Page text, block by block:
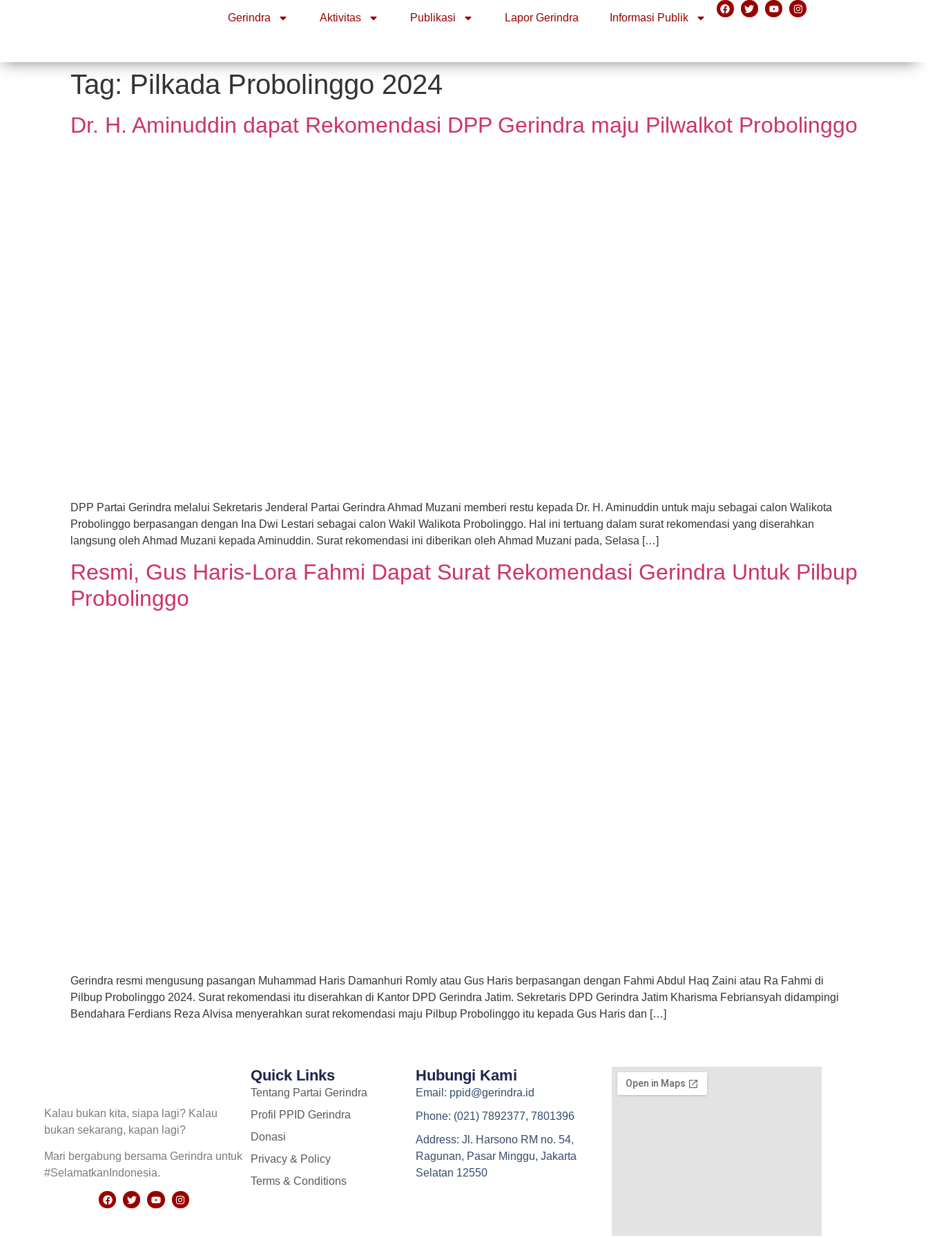
Gerindra Aktivitas Publikasi Lapor Gerindra Informasi Publik
Tag: Pilkada Probolinggo 2024
Dr. H. Aminuddin dapat Rekomendasi DPP Gerindra maju Pilwalkot Probolinggo
DPP Partai Gerindra melalui Sekretaris Jenderal Partai Gerindra Ahmad Muzani memberi restu kepada Dr. H. Aminuddin untuk maju sebagai calon Walikota
Probolinggo berpasangan dengan Ina Dwi Lestari sebagai calon Wakil Walikota Probolinggo. Hal ini tertuang dalam surat rekomendasi yang diserahkan
langsung oleh Ahmad Muzani kepada Aminuddin. Surat rekomendasi ini diberikan oleh Ahmad Muzani pada, Selasa […]
Resmi, Gus Haris-Lora Fahmi Dapat Surat Rekomendasi Gerindra Untuk Pilbup
Probolinggo
Gerindra resmi mengusung pasangan Muhammad Haris Damanhuri Romly atau Gus Haris berpasangan dengan Fahmi Abdul Haq Zaini atau Ra Fahmi di
Pilbup Probolinggo 2024. Surat rekomendasi itu diserahkan di Kantor DPD Gerindra Jatim. Sekretaris DPD Gerindra Jatim Kharisma Febriansyah didampingi
Bendahara Ferdians Reza Alvisa menyerahkan surat rekomendasi maju Pilbup Probolinggo itu kepada Gus Haris dan […]
Kalau bukan kita, siapa lagi? Kalau
bukan sekarang, kapan lagi?
Mari bergabung bersama Gerindra untuk
#SelamatkanIndonesia.
Quick Links
Tentang Partai Gerindra
Profil PPID Gerindra
Donasi
Privacy & Policy
Terms & Conditions
Hubungi Kami
Email: ppid@gerindra.id
Phone: (021) 7892377, 7801396
Address: Jl. Harsono RM no. 54,
Ragunan, Pasar Minggu, Jakarta
Selatan 12550